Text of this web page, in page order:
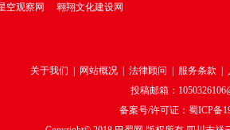
空观察网 翱翔文化建设网
关于我们 网站概况 法律顾问 服务条款
投稿邮箱：
备案号/许可证：蜀ICP备